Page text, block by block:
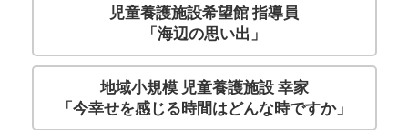
児童養護施設希望館 指導員
「海辺の思い出」
地域小規模 児童養護施設 幸家
「今幸せを感じる時間はどんな時ですか」